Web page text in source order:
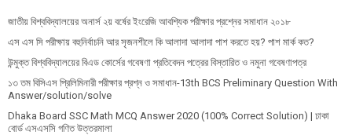
জাতীয় বিশ্ববিদ্যালয়ের অনার্স ২য় বর্ষের ইংরেজি আবশ্যিক পরীক্ষার প্রশ্নের সমাধান ২০১৮
এস এস সি পরীক্ষায় বহুনির্বাচনি আর সৃজনশীলে কি আলাদা আলাদা পাশ করতে হয়? পাশ মার্ক কত?
উন্মুক্ত বিশ্ববিদ্যালয়ের বিএড কোর্সের গবেষণা প্রতিবেদন পত্রের বিস্তারিত ও নমুনা গবেষণাপত্র
১৩ তম বিসিএস প্রি‌লি‌মিনারী পরীক্ষার প্রশ্ন ও সমাধান-13th BCS Preliminary Question With
Answer/solution/solve
Dhaka Board SSC Math MCQ Answer 2020 (100% Correct Solution) | ঢাকা
বোর্ড এসএসসি গণিত উত্তরমালা